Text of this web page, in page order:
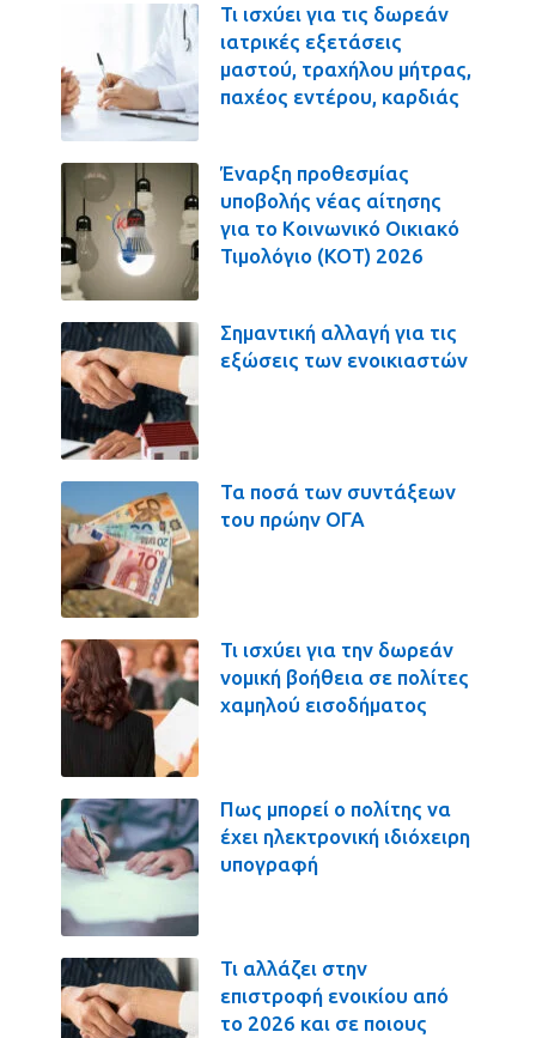
Τι ισχύει για τις δωρεάν
ιατρικές εξετάσεις
μαστού, τραχήλου μήτρας,
παχέος εντέρου, καρδιάς
Έναρξη προθεσμίας
υποβολής νέας αίτησης
για το Κοινωνικό Οικιακό
Τιμολόγιο (ΚΟΤ) 2026
Σημαντική αλλαγή για τις
εξώσεις των ενοικιαστών
Τα ποσά των συντάξεων
του πρώην ΟΓΑ
Τι ισχύει για την δωρεάν
νομική βοήθεια σε πολίτες
χαμηλού εισοδήματος
Πως μπορεί ο πολίτης να
έχει ηλεκτρονική ιδιόχειρη
υπογραφή
Τι αλλάζει στην
επιστροφή ενοικίου από
το 2026 και σε ποιους